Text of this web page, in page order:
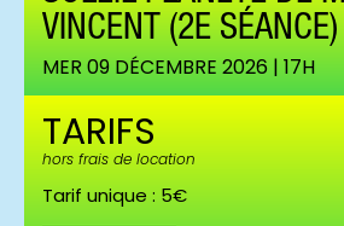
VINCENT (2E SÉANCE)
MER 09 DÉCEMBRE 2026 | 17H
TARIFS
hors frais de location
Tarif unique : 5€